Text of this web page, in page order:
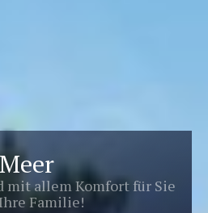
Meer
mit allem Komfort für Sie
Familie!